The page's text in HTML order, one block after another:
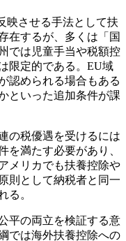
映させる手法として扶
在するが、多くは「国
では児童手当や税額控
限定的である。EU域
認められる場合もある
といった追加条件が課
の税優遇を受けるには
を満たす必要があり、
メリカでも扶養控除や
則として納税者と同一
る。
平の両立を検証する意
では海外扶養控除への